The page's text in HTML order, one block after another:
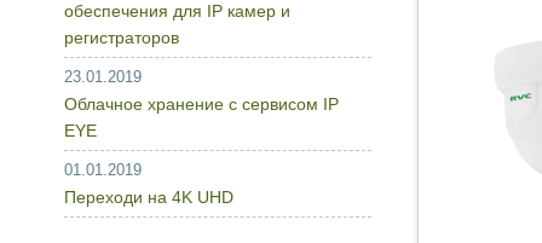
обеспечения для IP камер и
регистраторов
23.01.2019
Облачное хранение с сервисом IP
EYE
01.01.2019
Переходи на 4K UHD